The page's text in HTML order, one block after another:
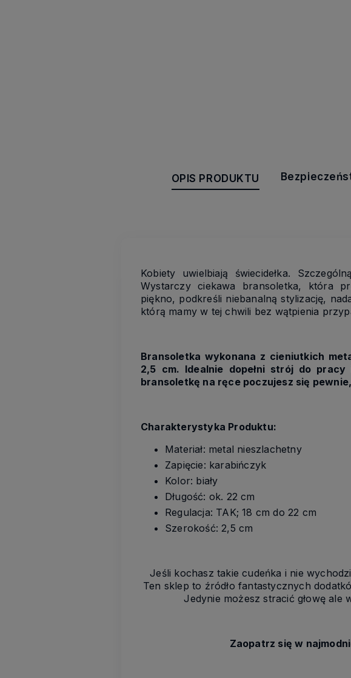
OPIS PRODUKTU
Kobiety uwielbiają świecidełka.
Wystarczy ciekawa bransoletka, która
piękno, podkreśli niebanalną stylizację,
którą mamy w tej chwili bez wątpienia
Bransoletka wykonana z cieniutkich
2,5 cm. Idealnie dopełni strój do
bransoletkę na ręce poczujesz się
Charakterystyka Produktu:
Materiał: metal nieszlachetny
Zapięcie: karabińczyk
Kolor: biały
Długość: ok. 22 cm
Regulacja: TAK; 18 cm do 22 cm
Szerokość: 2,5 cm
Jeśli kochasz takie cudeńka i nie
Ten sklep to źródło fantastycznych
Jedynie możesz stracić głowę ale
Zaopatrz się w